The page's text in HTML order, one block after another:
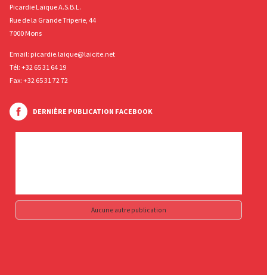
Picardie Laïque A.S.B.L.
Rue de la Grande Triperie, 44
7000 Mons
Email: picardie.laique@laicite.net
Tél: +32 65 31 64 19
Fax: +32 65 31 72 72
DERNIÈRE PUBLICATION FACEBOOK
Aucune autre publication